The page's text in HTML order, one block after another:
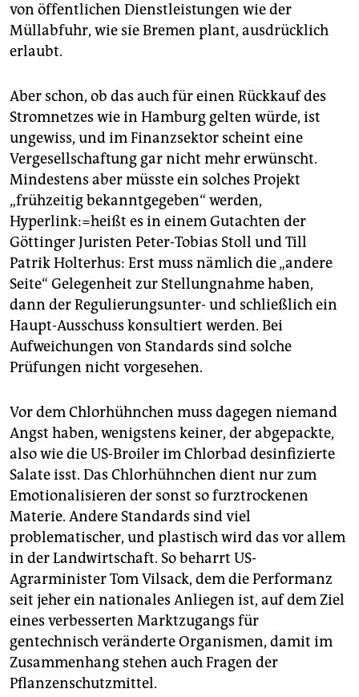
von öffentlichen Dienstleistungen wie der
Müllabfuhr, wie sie Bremen plant, ausdrücklich
erlaubt.
Aber schon, ob das auch für einen Rückkauf des
Stromnetzes wie in Hamburg gelten würde, ist
ungewiss, und im Finanzsektor scheint eine
Vergesellschaftung gar nicht mehr erwünscht.
Mindestens aber müsste ein solches Projekt
„frühzeitig bekanntgegeben“ werden,
Hyperlink:=heißt es in einem Gutachten der
Göttinger Juristen Peter-Tobias Stoll und Till
Patrik Holterhus: Erst muss nämlich die „andere
Seite“ Gelegenheit zur Stellungnahme haben,
dann der Regulierungsunter- und schließlich ein
Haupt-Ausschuss konsultiert werden. Bei
Aufweichungen von Standards sind solche
Prüfungen nicht vorgesehen.
Vor dem Chlorhühnchen muss dagegen niemand
Angst haben, wenigstens keiner, der abgepackte,
also wie die US-Broiler im Chlorbad desinfizierte
Salate isst. Das Chlorhühnchen dient nur zum
Emotionalisieren der sonst so furztrockenen
Materie. Andere Standards sind viel
problematischer, und plastisch wird das vor allem
in der Landwirtschaft. So beharrt US-
Agrarminister Tom Vilsack, dem die Performanz
seit jeher ein nationales Anliegen ist, auf dem Ziel
eines verbesserten Marktzugangs für
gentechnisch veränderte Organismen, damit im
Zusammenhang stehen auch Fragen der
Pflanzenschutzmittel.